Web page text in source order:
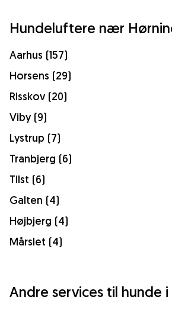
Hundeluftere nær
Aarhus (157)
Horsens (29)
Risskov (20)
Viby (9)
Lystrup (7)
Tranbjerg (6)
Tilst (6)
Galten (4)
Højbjerg (4)
Mårslet (4)
Andre services til hunde